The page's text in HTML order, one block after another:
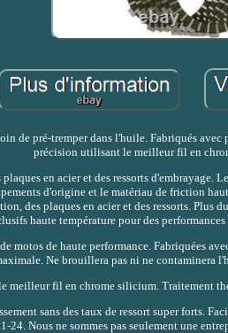
de pré-tremper dans l'huile. Fabriqués
précision utilisant le meilleur fil en
en acier et des ressorts d'embrayage.
d'origine et le matériau de friction
des plaques en acier et des ressorts.
haute température pour des performances
motos de haute performance. Fabriquées
Ne brouillera pas ni ne contaminera
meilleur fil en chrome silicium. Traitement
sans des taux de ressort super forts.
Nous ne sommes pas seulement une